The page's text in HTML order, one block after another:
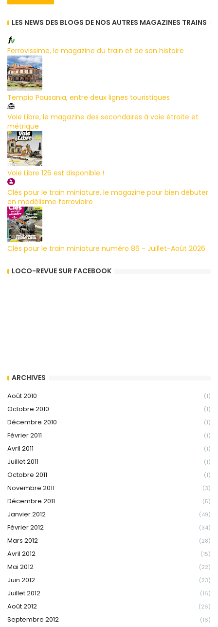
LES NEWS DES BLOGS DE NOS AUTRES MAGAZINES TRAINS
Ferrovissime, le magazine du train et de son histoire
Tempio Pausania, entre deux lignes touristiques
Voie Libre, le magazine des secondaires à voie étroite et
métrique
Voie Libre 126 est disponible !
Clés pour le train miniature, le magazine pour bien débuter
en modélisme ferroviaire
Clés pour le train miniature numéro 86 - Juillet-Août 2026
LOCO-REVUE SUR FACEBOOK
ARCHIVES
Août 2010 (1)
Octobre 2010 (1)
Décembre 2010 (1)
Février 2011 (1)
Avril 2011 (1)
Juillet 2011 (1)
Octobre 2011 (1)
Novembre 2011 (3)
Décembre 2011 (5)
Janvier 2012 (49)
Février 2012 (34)
Mars 2012 (28)
Avril 2012 (15)
Mai 2012 (22)
Juin 2012 (23)
Juillet 2012 (16)
Août 2012 (26)
Septembre 2012 (16)